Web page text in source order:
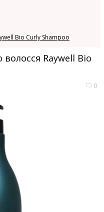
Bio Curly Shampoo
Raywell Bio
0